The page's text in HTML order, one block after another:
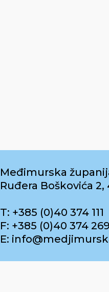
Međimurska
Ruđera Boškovića
T: +385 (0)40 374 111
F: +385 (0)40 374 269
E: